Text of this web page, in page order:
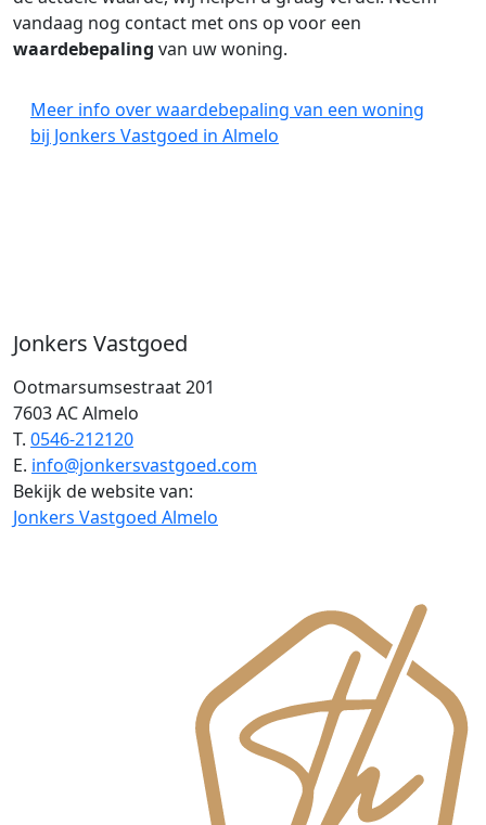
Jonkers Vastgoed
Ootmarsumsestraat 201
7603 AC Almelo
T. 0546-212120
E. info@jonkersvastgoed.com
Bekijk de website van:
Jonkers Vastgoed Almelo
vandaag nog contact met ons op voor een
waardebepaling van uw woning.
Meer info over waardebepaling van een woning
bij Jonkers Vastgoed in Almelo